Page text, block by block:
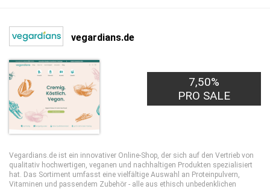
vegardians.de
7,50%
PRO SALE
Vegardians.de ist ein innovativer Online-Shop, der sich auf den Vertrieb von
qualitativ hochwertigen, veganen und nachhaltigen Produkten spezialisiert
hat. Das Sortiment umfasst eine vielfältige Auswahl an Proteinpulvern,
Vitaminen und passendem Zubehör - alle aus ethisch unbedenklichen